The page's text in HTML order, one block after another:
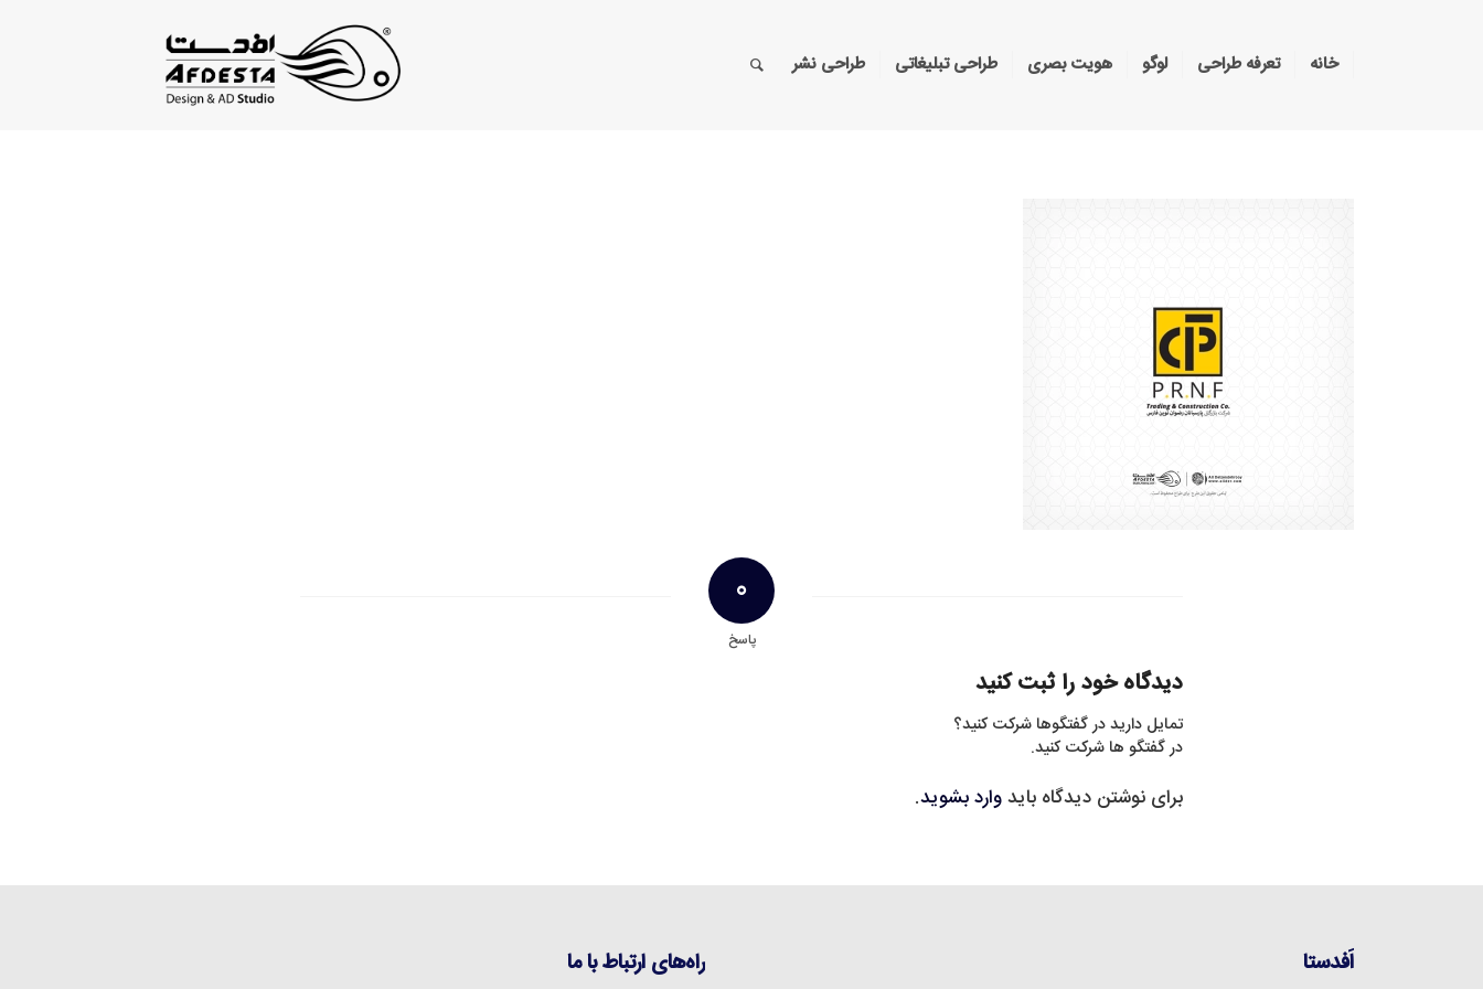
خانه تعرفه طراحی لوگو هویت بصری طراحی تبلیغاتی طراحی نشر
0
پاسخ
دیدگاه خود را ثبت کنید
تمایل دارید در گفتگوها شرکت کنید؟
در گفتگو ها شرکت کنید.
برای نوشتن دیدگاه بایدوارد بشوید.
اَفدستا راه‌های ارتباط با ما